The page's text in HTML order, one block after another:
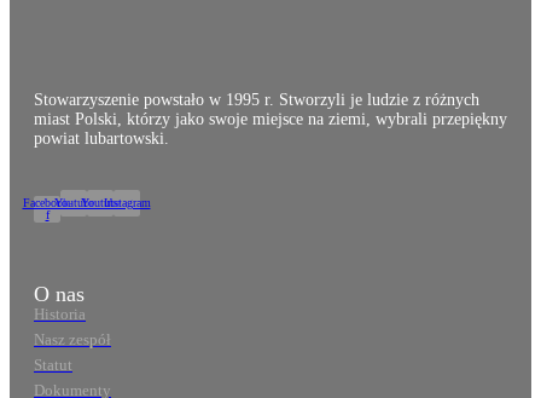
Stowarzyszenie powstało w 1995 r. Stworzyli je ludzie z różnych
miast Polski, którzy jako swoje miejsce na ziemi, wybrali przepiękny
powiat lubartowski.
Facebook-
f
YoutubeYoutubeInstagram
O nas
Historia
Nasz zespół
Statut
Dokumenty